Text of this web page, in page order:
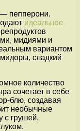
пепперони.
идеальное
мидиями и
вариантом
сладкий
количество
сочетает в себе
блю, создавая
необычные
с грушей,